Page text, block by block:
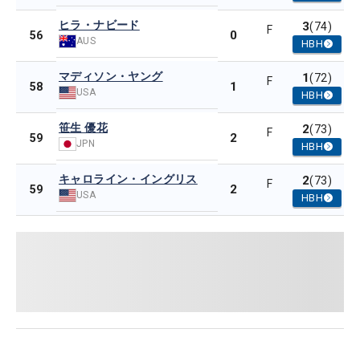
56
ヒラ・ナビード
AUS 0 F 3(74)
HBH
58
マディソン・ヤング
USA 1 F 1(72)
HBH
59
笹生 優花
JPN 2 F 2(73)
HBH
59
キャロライン・イングリス
USA 2 F 2(73)
HBH